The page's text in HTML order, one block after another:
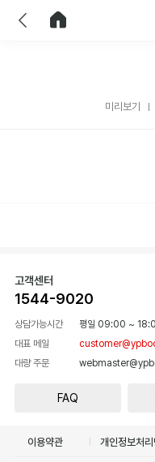
미리보기
고객센터
1544-9020
상담가능시간 평일 09:00 ~
대표 메일
대량 주문
FAQ
이용약관 개인정보처리